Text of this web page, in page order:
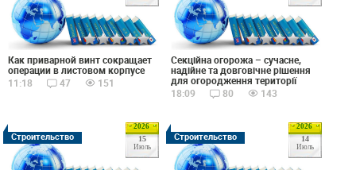
Как приварной винт сокращает
операции в листовом корпусе
11:18
47 151
Секційна огорожа – сучасне,
надійне та довговічне рішення
для огородження території
18:09
80 143
2026
15
Июль
Строительство
2026
14
Июль
Строительство